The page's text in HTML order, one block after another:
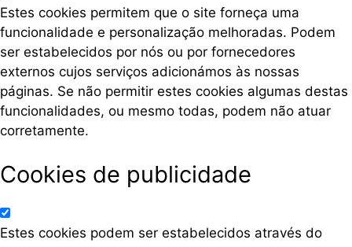
Estes cookies permitem que o site forneça uma
funcionalidade e personalização melhoradas. Podem
ser estabelecidos por nós ou por fornecedores
externos cujos serviços adicionámos às nossas
páginas. Se não permitir estes cookies algumas destas
funcionalidades, ou mesmo todas, podem não atuar
corretamente.
Cookies de publicidade
Estes cookies podem ser estabelecidos através do